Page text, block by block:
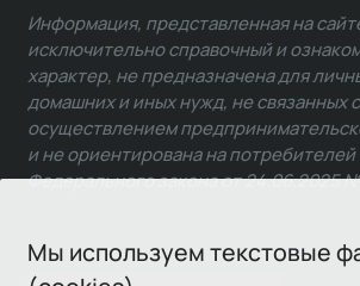
Мы используем текстовые
Информация, представленная на
исключительно справочный и
характер, не предназначена для
домашних и иных нужд, не связанных с
осуществлением
и не ориентирована на
Федерального закона от 24.06.2025